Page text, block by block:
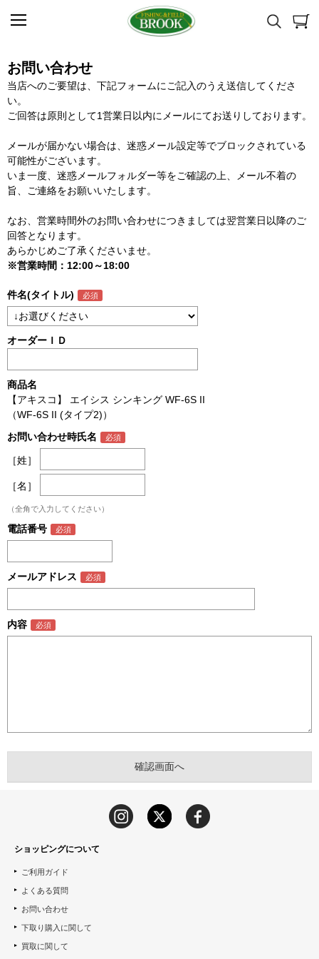
お問い合わせ
当店へのご要望は、下記フォームにご記入のうえ送信してくださ
い。
ご回答は原則として1営業日以内にメールにてお送りしております。
メールが届かない場合は、迷惑メール設定等でブロックされている
可能性がございます。
いま一度、迷惑メールフォルダー等をご確認の上、メール不着の
旨、ご連絡をお願いいたします。
なお、営業時間外のお問い合わせにつきましては翌営業日以降のご
回答となります。
あらかじめご了承くださいませ。
※営業時間：12:00～18:00
件名(タイトル)
オーダーＩＤ
商品名
【アキスコ】 エイシス シンキング WF-6S II
（WF-6S II (タイプ2)）
お問い合わせ時氏名
［姓］
［名］
（全角で入力してください）
電話番号
メールアドレス
内容
ショッピングについて
ご利用ガイド
よくある質問
お問い合わせ
下取り購入に関して
買取に関して